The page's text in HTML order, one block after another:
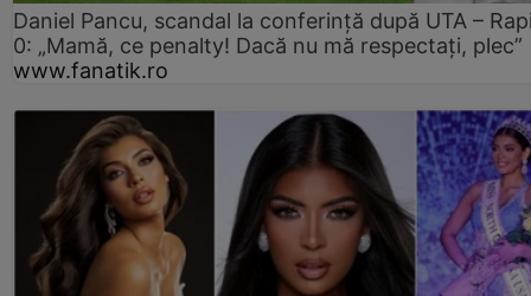
Daniel Pancu, scandal la conferință după UTA –
0: „Mamă, ce penalty! Dacă nu mă respectați, plec”
www.fanatik.ro